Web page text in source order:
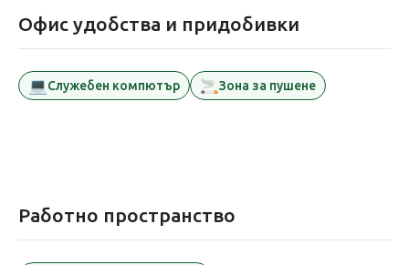
Офис удобства и придобивки
💻 Служебен компютър 🚬Зона за пушене
Работно пространство